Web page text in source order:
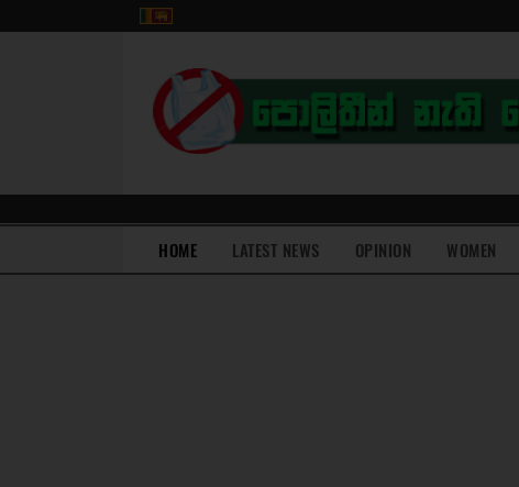
HOME(current)LATEST NEWS OPINION WOMEN